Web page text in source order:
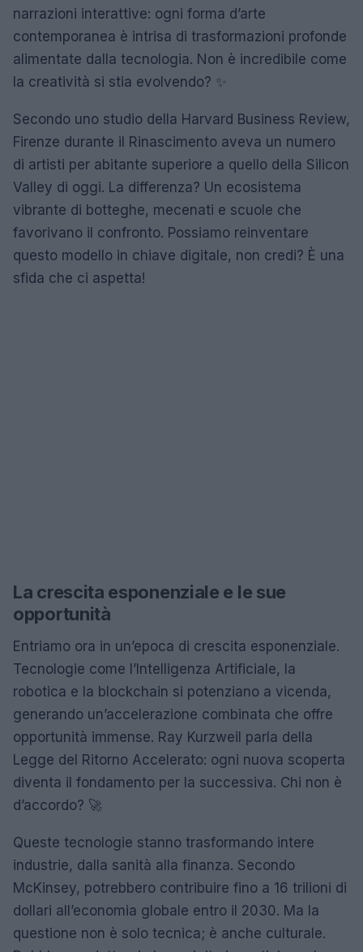
narrazioni interattive: ogni forma d’arte
contemporanea è intrisa di trasformazioni profonde
alimentate dalla tecnologia. Non è incredibile come
la creatività si stia evolvendo? ✨
Secondo uno studio della Harvard Business Review,
Firenze durante il Rinascimento aveva un numero
di artisti per abitante superiore a quello della Silicon
Valley di oggi. La differenza? Un ecosistema
vibrante di botteghe, mecenati e scuole che
favorivano il confronto. Possiamo reinventare
questo modello in chiave digitale, non credi? È una
sfida che ci aspetta!
La crescita esponenziale e le sue
opportunità
Entriamo ora in un’epoca di crescita esponenziale.
Tecnologie come l’Intelligenza Artificiale, la
robotica e la blockchain si potenziano a vicenda,
generando un’accelerazione combinata che offre
opportunità immense. Ray Kurzweil parla della
Legge del Ritorno Accelerato: ogni nuova scoperta
diventa il fondamento per la successiva. Chi non è
d’accordo? 🚀
Queste tecnologie stanno trasformando intere
industrie, dalla sanità alla finanza. Secondo
McKinsey, potrebbero contribuire fino a 16 trilioni di
dollari all’economia globale entro il 2030. Ma la
questione non è solo tecnica; è anche culturale.